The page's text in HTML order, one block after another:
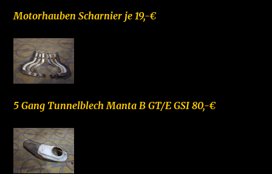
Motorhauben Scharnier je 19,-€
5 Gang Tunnelblech Manta B GT/E GSI 80,-€